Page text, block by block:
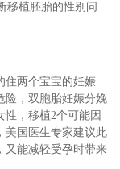
移植胚胎的性别问
住两个宝宝的妊娠
险，双胞胎妊娠分娩
性，移植2个可能因
美国医生专家建议此
又能减轻受孕时带来